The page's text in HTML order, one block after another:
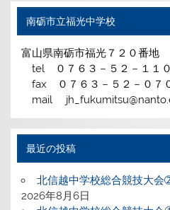
南砺市立福光中学校
富山県南砺市福光７２０番地
tel ０７６３－５２－１１
fax ０７６３－５２－０７
mail
最近の投稿
北信越中学校総合競技大会
2026年8月6日